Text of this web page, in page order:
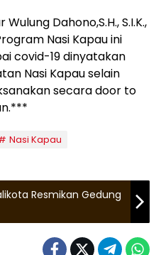
Dahono,S.H., S.I.K.,
Nasi Kapau ini
covid-19 dinyatakan
Nasi Kapau selain
secara door to
Nasi Kapau
Resmikan Gedung